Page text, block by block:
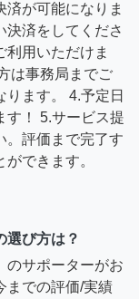
済が可能になりま
決済をしてくださ
利用いただけま
は事務局までご
ます。 4.予定日
す！ 5.サービス提
。評価まで完了す
できます。
選び方は？
のサポーターがお
までの評価/実績